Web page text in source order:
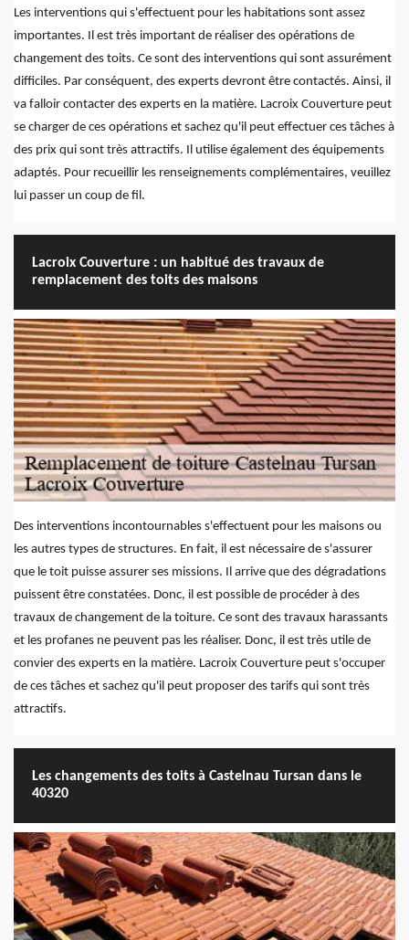
Les interventions qui s'effectuent pour les habitations sont assez
importantes. Il est très important de réaliser des opérations de
changement des toits. Ce sont des interventions qui sont assurément
difficiles. Par conséquent, des experts devront être contactés. Ainsi, il
va falloir contacter des experts en la matière. Lacroix Couverture peut
se charger de ces opérations et sachez qu'il peut effectuer ces tâches à
des prix qui sont très attractifs. Il utilise également des équipements
adaptés. Pour recueillir les renseignements complémentaires, veuillez
lui passer un coup de fil.
Lacroix Couverture : un habitué des travaux de
remplacement des toits des maisons
Des interventions incontournables s'effectuent pour les maisons ou
les autres types de structures. En fait, il est nécessaire de s'assurer
que le toit puisse assurer ses missions. Il arrive que des dégradations
puissent être constatées. Donc, il est possible de procéder à des
travaux de changement de la toiture. Ce sont des travaux harassants
et les profanes ne peuvent pas les réaliser. Donc, il est très utile de
convier des experts en la matière. Lacroix Couverture peut s'occuper
de ces tâches et sachez qu'il peut proposer des tarifs qui sont très
attractifs.
Les changements des toits à Castelnau Tursan dans le
40320